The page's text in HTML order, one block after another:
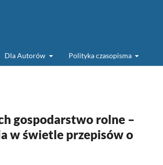
Dla Autorów Polityka czasopisma
gospodarstwo rolne –
w świetle przepisów o